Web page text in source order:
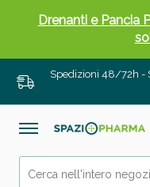
Spedizioni 48/72h -
Drenanti e Pancia